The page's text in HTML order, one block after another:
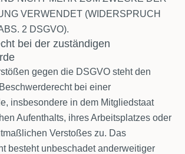
VERWENDET (WIDERSPRUCH
2 DSGVO).
bei der zuständigen
gegen die DSGVO steht den
bei einer
insbesondere in dem Mitgliedstaat
Aufenthalts, ihres Arbeitsplatzes oder
Verstoßes zu. Das
besteht unbeschadet anderweitiger